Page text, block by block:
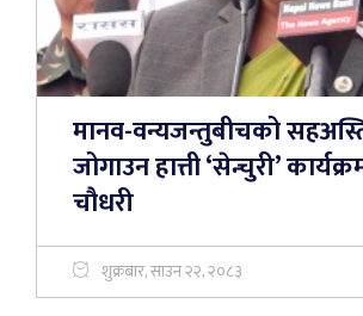
मानव-वन्यजन्तुबीचको
जोगाउन हात्ती ‘सेन्चुरी’
चौधरी
शुक्रबार, साउन २२, २०८३